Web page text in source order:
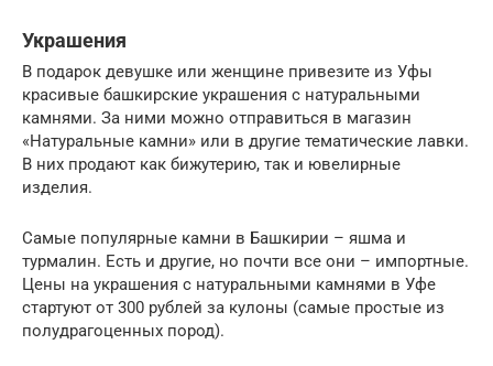
Украшения
В подарок девушке или женщине привезите из Уфы
красивые башкирские украшения с натуральными
камнями. За ними можно отправиться в магазин
«Натуральные камни» или в другие тематические лавки.
В них продают как бижутерию, так и ювелирные
изделия.
Самые популярные камни в Башкирии – яшма и
турмалин. Есть и другие, но почти все они – импортные.
Цены на украшения с натуральными камнями в Уфе
стартуют от 300 рублей за кулоны (самые простые из
полудрагоценных пород).